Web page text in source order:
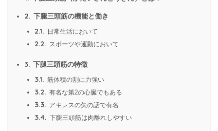
2. 下腿三頭筋の機能と働き
2.1. 日常生活において
2.2. スポーツや運動において
3. 下腿三頭筋の特徴
3.1. 筋体積の割に力強い
3.2. 有名な第2の心臓でもある
3.3. アキレスの矢の話で有名
3.4. 下腿三頭筋は肉離れしやすい